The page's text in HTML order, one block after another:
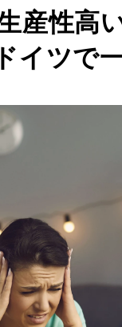
産性
イツで